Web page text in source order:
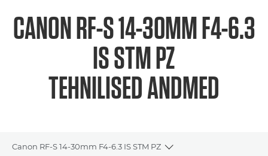
CANON RF-S 14-30MM F4-6.3
IS STM PZ
TEHNILISED ANDMED
Canon RF-S 14-30mm F4-6.3 IS STM PZ
Toggle breadcrumbs